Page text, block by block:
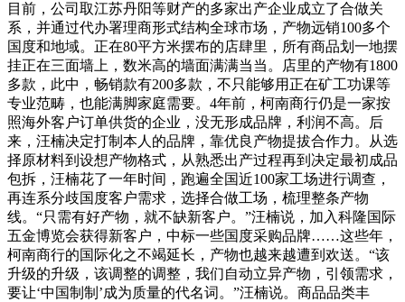
目前，公司取江苏丹阳等财产的多家出产企业成立了合做关
系，并通过代办署理商形式结构全球市场，产物远销100多个
国度和地域。正在80平方米摆布的店肆里，所有商品划一地摆
挂正在三面墙上，数米高的墙面满满当当。店里的产物有1800
多款，此中，畅销款有200多款，不只能够用正在矿工功课等
专业范畴，也能满脚家庭需要。4年前，柯南商行仍是一家按
照海外客户订单供货的企业，没无形成品牌，利润不高。后
来，汪楠决定打制本人的品牌，靠优良产物提拔合作力。从选
择原材料到设想产物格式，从熟悉出产过程再到决定最初成品
包拆，汪楠花了一年时间，跑遍全国近100家工场进行调查，
再连系分歧国度客户需求，选择合做工场，梳理整条产物
线。“只需有好产物，就不缺新客户。”汪楠说，加入科隆国际
五金博览会获得新客户，中标一些国度采购品牌……这些年，
柯南商行的国际化之不竭延长，产物也越来越遭到欢送。“该
升级的升级，该调整的调整，我们自动立异产物，引领需求，
要让‘中国制制’成为质量的代名词。”汪楠说。商品品类丰